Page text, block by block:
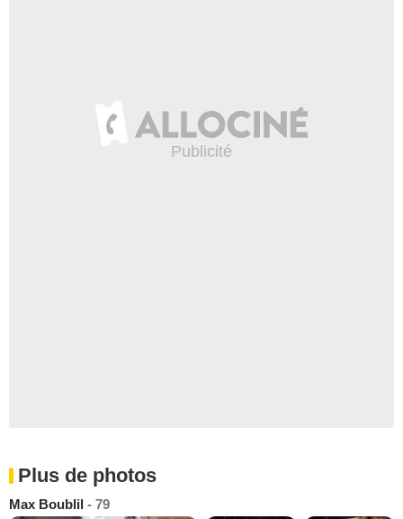
Plus de photos
Max Boublil - 79